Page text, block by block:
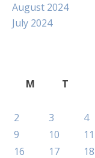
August 2024
July 2024
M
T
2
3 4
9
10 11
16
17 18